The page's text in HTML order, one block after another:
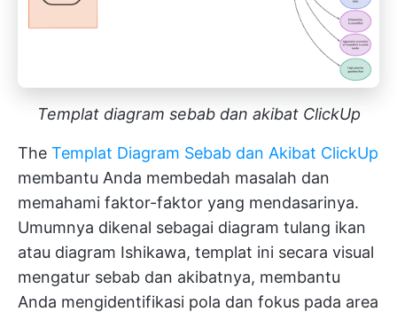
Templat diagram sebab dan akibat ClickUp
The Templat Diagram Sebab dan Akibat ClickUp
membantu Anda membedah masalah dan
memahami faktor-faktor yang mendasarinya.
Umumnya dikenal sebagai diagram tulang ikan
atau diagram Ishikawa, templat ini secara visual
mengatur sebab dan akibatnya, membantu
Anda mengidentifikasi pola dan fokus pada area